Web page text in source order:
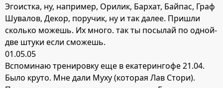
Эгоистка, ну, например, Орилик, Бархат, Байпас, Граф
Шувалов, Декор, поручик, ну и так далее. Пришли
сколько можешь. Их много. так ты посылай по одной-
две штуки если сможешь.
01.05.05
Вспоминаю тренировку еще в екатерингофе 21.04.
Было круто. Мне дали Муху (которая Лав Стори).